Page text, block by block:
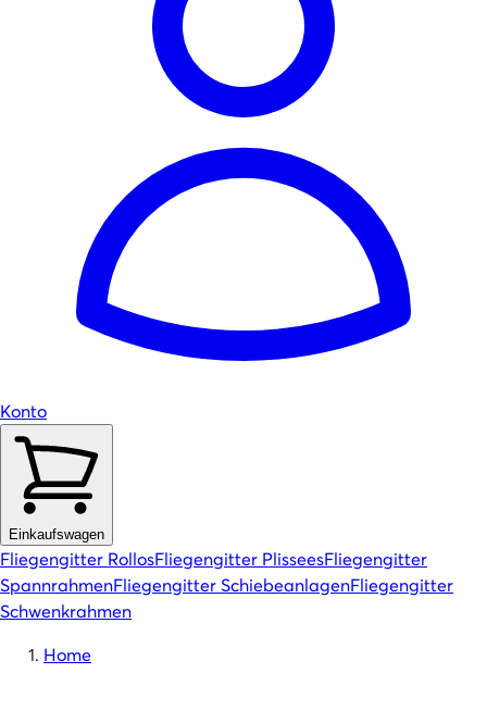
Konto
Einkaufswagen
Fliegengitter RollosFliegengitter PlisseesFliegengitter
SpannrahmenFliegengitter SchiebeanlagenFliegengitter
Schwenkrahmen
Home